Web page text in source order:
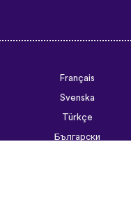
Français
Svenska
Türkçe
Български